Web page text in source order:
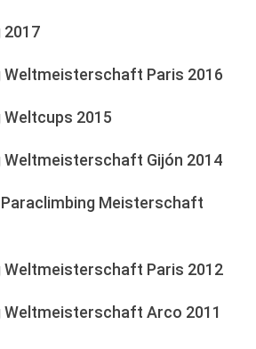
2017
Weltmeisterschaft Paris 2016
Weltcups 2015
Weltmeisterschaft Gijón 2014
Paraclimbing Meisterschaft
Weltmeisterschaft Paris 2012
Weltmeisterschaft Arco 2011